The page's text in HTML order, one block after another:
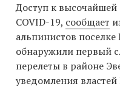
Доступ к
COVID-19, сообщает
альпинистов
обнаружили первый
перелеты в районе
уведомления властей